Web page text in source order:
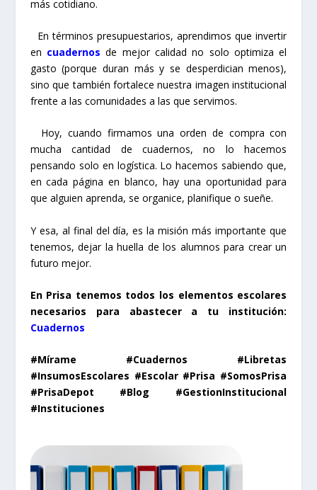
más cotidiano.
En términos presupuestarios, aprendimos que invertir
en cuadernos de mejor calidad no solo optimiza el
gasto (porque duran más y se desperdician menos),
sino que también fortalece nuestra imagen institucional
frente a las comunidades a las que servimos.
Hoy, cuando firmamos una orden de compra con
mucha cantidad de cuadernos, no lo hacemos
pensando solo en logística. Lo hacemos sabiendo que,
en cada página en blanco, hay una oportunidad para
que alguien aprenda, se organice, planifique o sueñe.
Y esa, al final del día, es la misión más importante que
tenemos, dejar la huella de los alumnos para crear un
futuro mejor.
En Prisa tenemos todos los elementos escolares
necesarios para abastecer a tu institución:
Cuadernos
#Mírame #Cuadernos #Libretas
#InsumosEscolares #Escolar #Prisa #SomosPrisa
#PrisaDepot #Blog #GestionInstitucional
#Instituciones